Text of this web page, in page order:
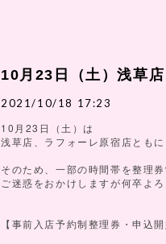
10月23日（土）浅草
2021/10/18 17:23
10 月 23 日（土）は
浅草店、ラフォーレ原宿店とも
そのため、一部の時間帯を整理
ご迷惑をおかけしますが何卒よ
【事前入店予約制整理券・申込開